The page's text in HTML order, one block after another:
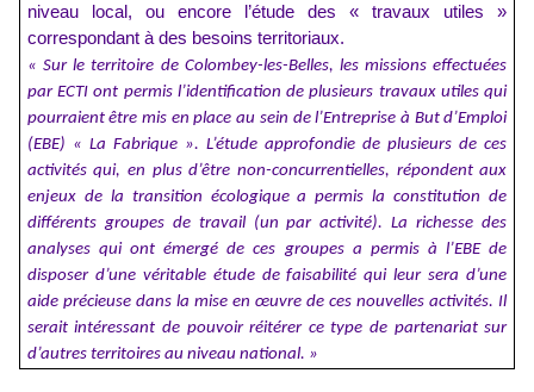
niveau local, ou encore l’étude des « travaux utiles »
correspondant à des besoins territoriaux.
« Sur le territoire de Colombey-les-Belles, les missions effectuées
par ECTI ont permis l’identification de plusieurs travaux utiles qui
pourraient être mis en place au sein de l’Entreprise à But d’Emploi
(EBE) « La Fabrique ». L’étude approfondie de plusieurs de ces
activités qui, en plus d’être non-concurrentielles, répondent aux
enjeux de la transition écologique a permis la constitution de
différents groupes de travail (un par activité). La richesse des
analyses qui ont émergé de ces groupes a permis à l’EBE de
disposer d’une véritable étude de faisabilité qui leur sera d’une
aide précieuse dans la mise en œuvre de ces nouvelles activités. Il
serait intéressant de pouvoir réitérer ce type de partenariat sur
d’autres territoires au niveau national. »